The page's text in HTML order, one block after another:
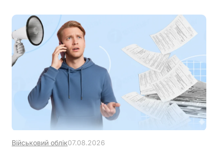
фізичної особи. Саме тому проценти, нараховані
банком на залишок коштів, мають окремий
порядок оподаткування
Військовий облік07.08.2026